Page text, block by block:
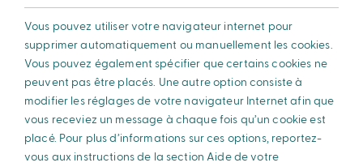
Vous pouvez utiliser votre navigateur internet pour
supprimer automatiquement ou manuellement les cookies.
Vous pouvez également spécifier que certains cookies ne
peuvent pas être placés. Une autre option consiste à
modifier les réglages de votre navigateur Internet afin que
vous receviez un message à chaque fois qu’un cookie est
placé. Pour plus d’informations sur ces options, reportez-
vous aux instructions de la section Aide de votre